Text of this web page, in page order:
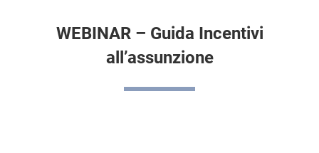
WEBINAR – Guida Incentivi
all’assunzione